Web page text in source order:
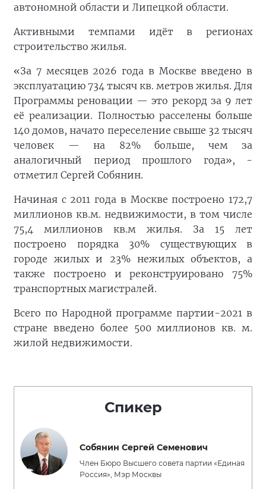
автономной области и Липецкой области.
Активными темпами идёт в регионах
строительство жилья.
«За 7 месяцев 2026 года в Москве введено в
эксплуатацию 734 тысяч кв. метров жилья. Для
Программы реновации — это рекорд за 9 лет
её реализации. Полностью расселены больше
140 домов, начато переселение свыше 32 тысяч
человек — на 82% больше, чем за
аналогичный период прошлого года», -
отметил Сергей Собянин.
Начиная с 2011 года в Москве построено 172,7
миллионов кв.м. недвижимости, в том числе
75,4 миллионов кв.м жилья. За 15 лет
построено порядка 30% существующих в
городе жилых и 23% нежилых объектов, а
также построено и реконструировано 75%
транспортных магистралей.
Всего по Народной программе партии-2021 в
стране введено более 500 миллионов кв. м.
жилой недвижимости.
Спикер
Собянин Сергей Семенович
Член Бюро Высшего совета партии «Единая
Россия», Мэр Москвы